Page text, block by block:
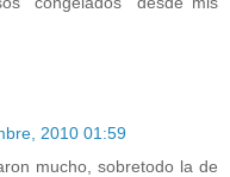
2010 01:59
mucho, sobretodo la de